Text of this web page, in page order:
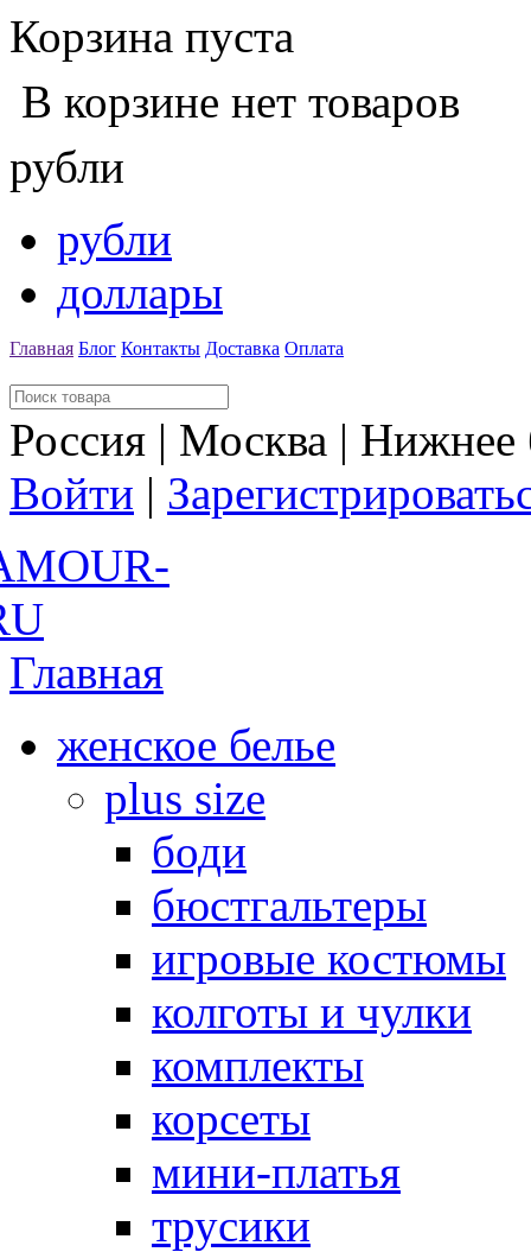
Корзина пуста
В корзине нет товаров
рубли
рубли
доллары
Главная Блог Контакты Доставка Оплата
Россия | Москва |
Войти |
Главная
женское белье
plus size
боди
бюстгальтеры
игровые костюмы
колготы и чулки
комплекты
корсеты
мини-платья
трусики